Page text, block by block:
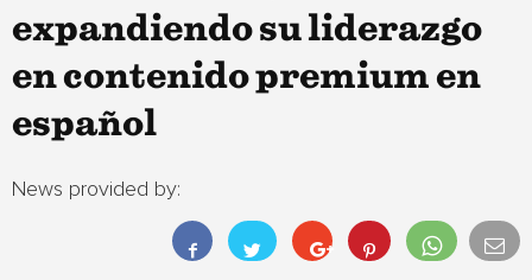
expandiendo su liderazgo
en contenido premium en
español
News provided by: